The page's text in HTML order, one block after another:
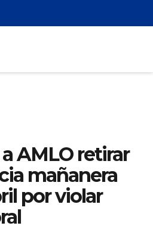
AMLO retirar
mañanera
por violar